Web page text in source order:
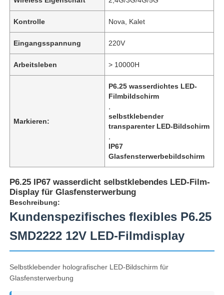
Kontrolle Nova, Kalet
Eingangsspannung 220V
Arbeitsleben > 10000H
Markieren:
P6.25 wasserdichtes LED-
Filmbildschirm
selbstklebender
transparenter LED-Bildschirm
IP67
Glasfensterwerbebildschirm
P6.25 IP67 wasserdicht selbstklebendes LED-Film-
Display für Glasfensterwerbung
Beschreibung:
Kundenspezifisches flexibles P6.25
SMD2222 12V LED-Filmdisplay
Selbstklebender holografischer LED-Bildschirm für
Glasfensterwerbung